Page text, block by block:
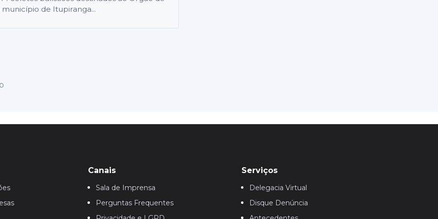
de Itupiranga...
Canais
Sala de Imprensa
Perguntas Frequentes
Serviços
Delegacia Virtual
Disque Denúncia